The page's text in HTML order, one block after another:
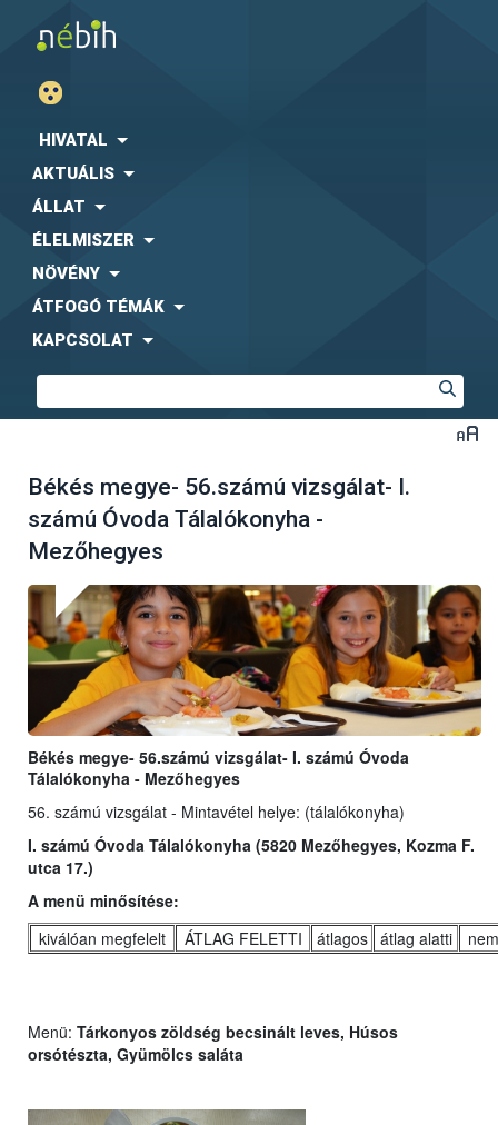
HIVATAL
AKTUÁLIS
ÁLLAT
ÉLELMISZER
NÖVÉNY
ÁTFOGÓ TÉMÁK
KAPCSOLAT
Békés megye- 56.számú vizsgálat- I.
számú Óvoda Tálalókonyha -
Mezőhegyes
Békés megye- 56.számú vizsgálat- I. számú Óvoda
Tálalókonyha - Mezőhegyes
56. számú vizsgálat - Mintavétel helye: (tálalókonyha)
I. számú Óvoda Tálalókonyha (5820 Mezőhegyes, Kozma F.
utca 17.)
A menü minősítése:
kiválóan megfelelt
ÁTLAG FELETTI átlagos átlag alatti
Menü: Tárkonyos zöldség becsinált leves, Húsos
orsótészta, Gyümölcs saláta